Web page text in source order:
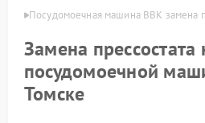
Посудомоечная машина BBK замена
Замена прессостата
посудомоечной
Томске